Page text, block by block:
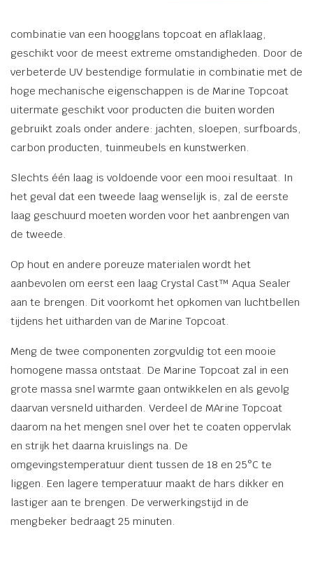
combinatie van een hoogglans topcoat en aflaklaag,
geschikt voor de meest extreme omstandigheden. Door de
verbeterde UV bestendige formulatie in combinatie met de
hoge mechanische eigenschappen is de Marine Topcoat
uitermate geschikt voor producten die buiten worden
gebruikt zoals onder andere: jachten, sloepen, surfboards,
carbon producten, tuinmeubels en kunstwerken.
Slechts één laag is voldoende voor een mooi resultaat. In
het geval dat een tweede laag wenselijk is, zal de eerste
laag geschuurd moeten worden voor het aanbrengen van
de tweede.
Op hout en andere poreuze materialen wordt het
aanbevolen om eerst een laag Crystal Cast™ Aqua Sealer
aan te brengen. Dit voorkomt het opkomen van luchtbellen
tijdens het uitharden van de Marine Topcoat.
Meng de twee componenten zorgvuldig tot een mooie
homogene massa ontstaat. De Marine Topcoat zal in een
grote massa snel warmte gaan ontwikkelen en als gevolg
daarvan versneld uitharden. Verdeel de MArine Topcoat
daarom na het mengen snel over het te coaten oppervlak
en strijk het daarna kruislings na. De
omgevingstemperatuur dient tussen de 18 en 25°C te
liggen. Een lagere temperatuur maakt de hars dikker en
lastiger aan te brengen. De verwerkingstijd in de
mengbeker bedraagt 25 minuten.